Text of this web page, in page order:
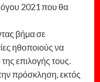
2021 που θα
βήμα σε
ηθοποιούς να
επιλογής τους.
πρόσκληση, εκτός